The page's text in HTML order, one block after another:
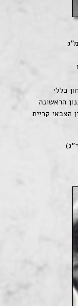
כללי
הראשונה
הצבאי קריית